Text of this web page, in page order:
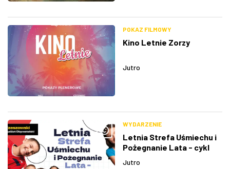
POKAZ FILMOWY
Kino Letnie Zorzy
Jutro
WYDARZENIE
Letnia Strefa Uśmiechu i
Pożegnanie Lata - cykl
Jutro